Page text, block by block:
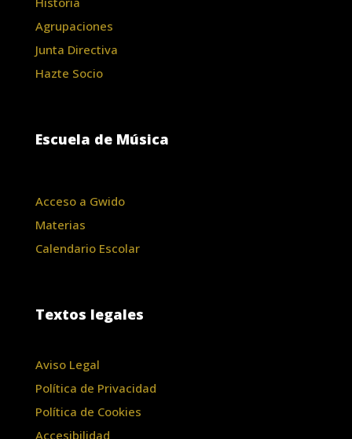
Agrupaciones
Junta Directiva
Hazte Socio
Escuela de Música
Acceso a Gwido
Materias
Calendario Escolar
Textos legales
Aviso Legal
Política de Privacidad
Política de Cookies
Accesibilidad